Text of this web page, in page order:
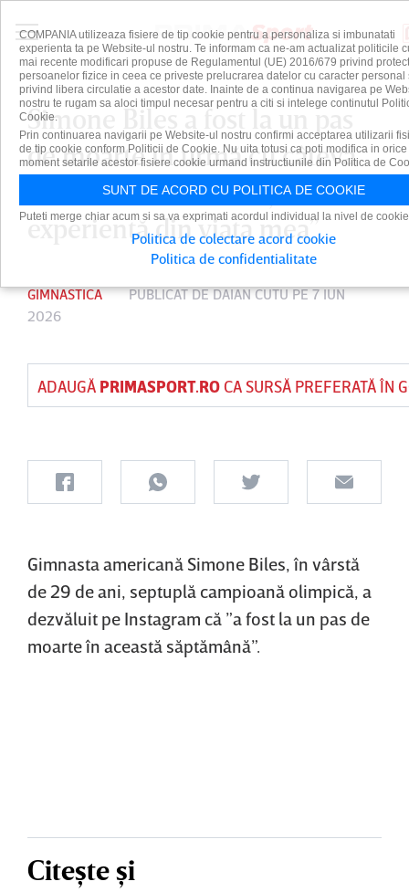
Simone Biles a fost la un pas
de moarte în urmă cu câteva
zile. ”Cea mai înfricoşătoare
experienţă din viaţa mea”
GIMNASTICA PUBLICAT DEDAIAN CUTUPE 7 IUN
2026
ADAUGĂ PRIMASPORT.ROCA SURSĂ PREFERATĂ ÎN
Gimnasta americană Simone Biles, în vârstă
de 29 de ani, septuplă campioană olimpică, a
dezvăluit pe Instagram că ”a fost la un pas de
moarte în această săptămână”.
Citește și
COMPANIA utilizeaza fisiere de tip cookie pentru a personaliza si imbunatati
experienta ta pe Website-ul nostru. Te informam ca ne-am actualizat politicile
mai recente modificari propuse de Regulamentul (UE) 2016/679 privind
persoanelor fizice in ceea ce priveste prelucrarea datelor cu caracter personal
privind libera circulatie a acestor date. Inainte de a continua navigarea pe
nostru te rugam sa aloci timpul necesar pentru a citi si intelege continutul
Cookie.
Prin continuarea navigarii pe Website-ul nostru confirmi acceptarea utilizarii
de tip cookie conform Politicii de Cookie. Nu uita totusi ca poti modifica in orice
moment setarile acestor fisiere cookie urmand instructiunile din Politica de
SUNT DE ACORD CU POLITICA DE COOKIE
Puteti merge chiar acum si sa va exprimati acordul individual la nivel de
Politica de colectare acord cookie
Politica de confidentialitate